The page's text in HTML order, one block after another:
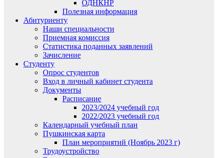
ОДНКНР
Полезная информация
Абитуриенту
Наши специальности
Приемная комиссия
Статистика поданных заявлений
Зачисление
Студенту
Опрос студентов
Вход в личный кабинет студента
Документы
Расписание
2023/2024 учебный год
2022/2023 учебный год
Календарный учебный план
Пушкинская карта
План мероприятий (Ноябрь 2023 г)
Трудоустройство